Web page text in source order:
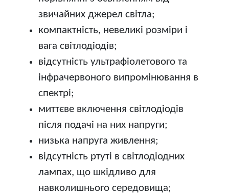
звичайних джерел світла;
компактність, невеликі розміри і
вага світлодіодів;
відсутність ультрафіолетового та
інфрачервоного випромінювання в
спектрі;
миттєве включення світлодіодів
після подачі на них напруги;
низька напруга живлення;
відсутність ртуті в світлодіодних
лампах, що шкідливо для
навколишнього середовища;